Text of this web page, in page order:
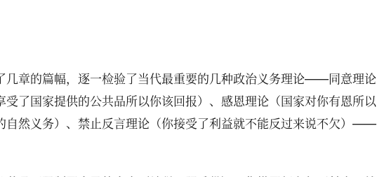
几章的篇幅，逐一检验了当代最重要的几种政治义务理论——同意理论
受了国家提供的公共品所以你该回报）、感恩理论（国家对你有恩所以
自然义务）、禁止反言理论（你接受了利益就不能反过来说不欠）——